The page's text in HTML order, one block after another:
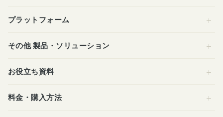
プラットフォーム
その他 製品・ソリューション
お役立ち資料
料金・購入方法